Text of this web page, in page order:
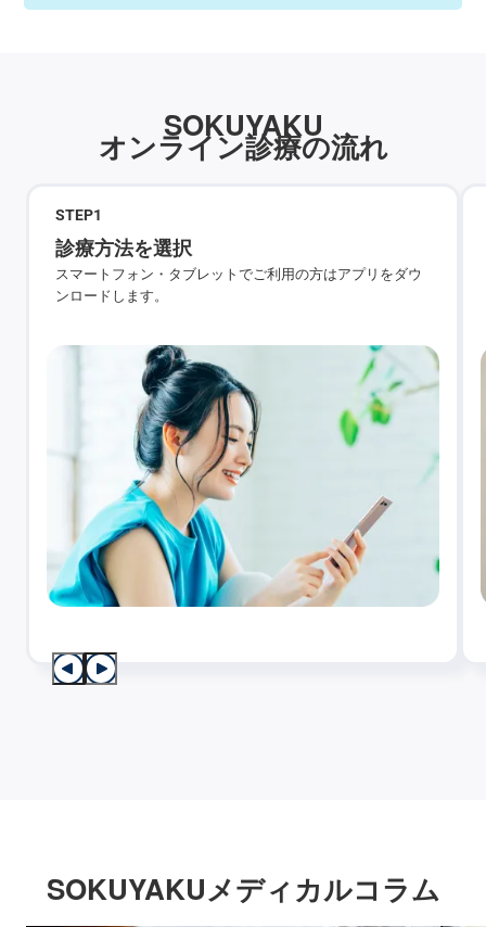
SOKUYAKU
オンライン診療の流れ
STEP1
診療方法を選択
スマートフォン・タブレットでご利用の方はアプリをダウ
ンロードします。
SOKUYAKUメディカルコラム